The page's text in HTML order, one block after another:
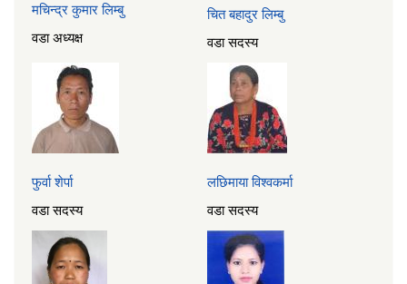
मचिन्द्र कुमार लिम्बु
वडा अध्यक्ष
चित बहादुर लिम्बु
वडा सदस्य
फुर्वा शेर्पा
वडा सदस्य
लछिमाया विश्‍वकर्मा
वडा सदस्य